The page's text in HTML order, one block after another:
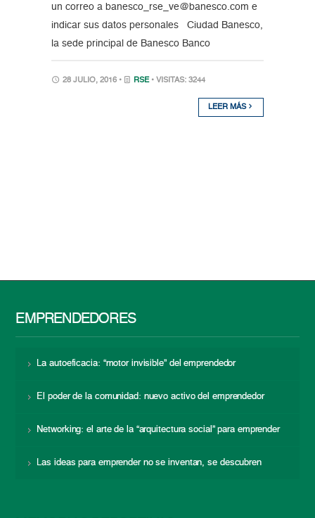
un correo a banesco_rse_ve@banesco.com e
indicar sus datos personales Ciudad Banesco,
la sede principal de Banesco Banco
28 JULIO, 2016 • RSE • VISITAS: 3244
LEER MÁS
EMPRENDEDORES
La autoeficacia: “motor invisible” del emprendedor
El poder de la comunidad: nuevo activo del emprendedor
Networking: el arte de la “arquitectura social” para emprender
Las ideas para emprender no se inventan, se descubren